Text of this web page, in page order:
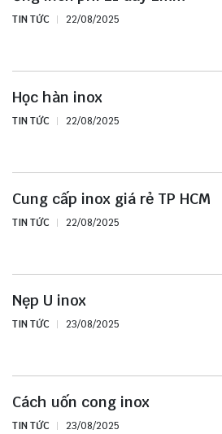
TIN TỨC 22/08/2025
Học hàn inox
TIN TỨC 22/08/2025
Cung cấp inox giá rẻ TP HCM
TIN TỨC 22/08/2025
Nẹp U inox
TIN TỨC 23/08/2025
Cách uốn cong inox
TIN TỨC 23/08/2025